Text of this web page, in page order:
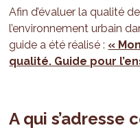
Afin d’évaluer la qualité
l’environnement urbain
guide a été réalisé : «
qualité. Guide pour
A qui s’adresse